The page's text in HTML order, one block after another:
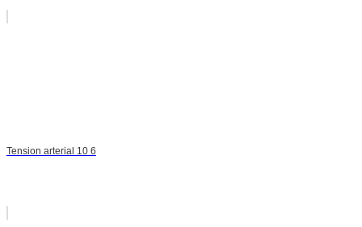
Tension arterial 10 6